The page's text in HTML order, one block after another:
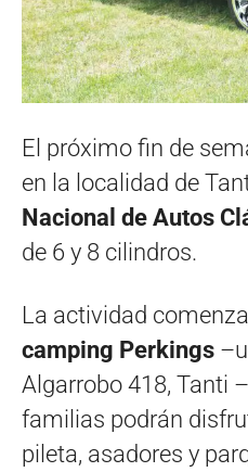
El próximo fin de
en la localidad de
Nacional de Autos
de 6 y 8 cilindros.
La actividad
camping Perkings
Algarrobo 418, Tanti
familias podrán
pileta, asadores y